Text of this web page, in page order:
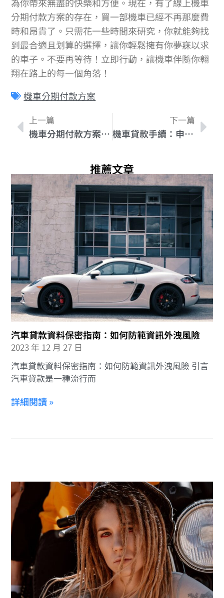
為你帶來無盡的快樂和方便。現在，有了線上機車
分期付款方案的存在，買一部機車已經不再那麼費
時和昂貴了。只需花一些時間來研究，你就能夠找
到最合適且划算的選擇，讓你輕鬆擁有你夢寐以求
的車子。不要再等待！立即行動，讓機車伴隨你翱
翔在路上的每一個角落！
機車分期付款方案
上一篇
機車分期付款方案心得分享，購車前必看的經驗！
下一篇
機車貸款手續：申請時需要哪些文件？
推薦文章
汽車貸款資料保密指南：如何防範資訊外洩風險
2023 年 12 月 27 日
汽車貸款資料保密指南：如何防範資訊外洩風險 引言
汽車貸款是一種流行而
詳細閱讀 »